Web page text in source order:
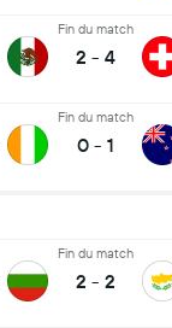
Fin du match
2 - 4
Fin du match
0 - 1
Fin du match
2 - 2